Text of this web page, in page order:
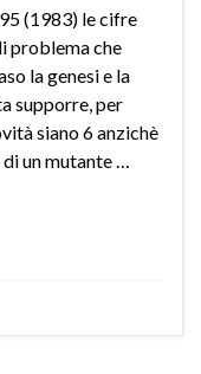
(1983) le cifre
problema che
la genesi e la
supporre, per
siano 6 anzichè
un mutante …